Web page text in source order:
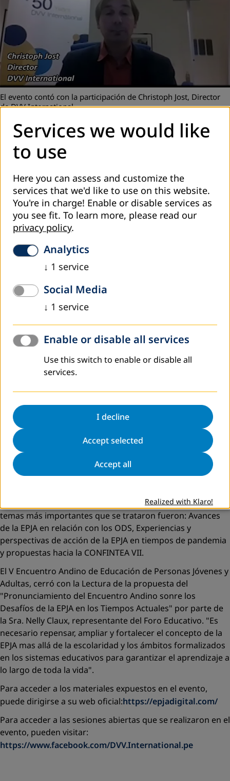
El evento contó con la participación de Christoph Jost, Director
de DVV International.
El último día del evento se presentaron las propuestas hacia la
CONFINTEA VII.
manera virtual con sede en Perú, el V Encuentro Andino de
Educación de Personas Jóvenes y Adultas “Rol y valor social
de la Educación de Personas Jóvenes y Adultas en los
contextos de crisis y en el desarrollo sostenible”. El
encuentro organizado por DVV International, viene
realizándose desde el año 2012, en Quito, Ecuador.
Posteriormente fueron: el año 2013 en Perú, 2016 en
Bolivia, 2018 en Ecuador y su Quinta Edición se realizó de
Este encuentro fue un espacio que permitió a autoridades
educativas, educadores, representantes de organizaciones
de la sociedad civil, redes y activistas vinculados a la EPJA
de varios países andinos y latinoamericanos como:
Ecuador, Perú, Bolivia, Colombia, México, Guatemala, Cuba,
etc. El intercambio de experiencias, reflexiones y
(EPJA). Contó con varias conferencias abiertas, donde los
temas más importantes que se trataron fueron: Avances
de la EPJA en relación con los ODS, Experiencias y
perspectivas de acción de la EPJA en tiempos de pandemia
y propuestas hacia la CONFINTEA VII.
El V Encuentro Andino de Educación de Personas Jóvenes y
Adultas, cerró con la Lectura de la propuesta del
"Pronunciamiento del Encuentro Andino sonre los
Desafíos de la EPJA en los Tiempos Actuales" por parte de
la Sra. Nelly Claux, representante del Foro Educativo. "Es
necesario repensar, ampliar y fortalecer el concepto de la
EPJA mas allá de la escolaridad y los ámbitos formalizados
en los sistemas educativos para garantizar el aprendizaje a
lo largo de toda la vida".
Para acceder a los materiales expuestos en el evento,
puede dirigirse a su web oficial:https://epjadigital.com/
Para acceder a las sesiones abiertas que se realizaron en el
evento, pueden visitar:
https://www.facebook.com/DVV.International.pe
Services we would like
to use
Here you can assess and customize the
services that we'd like to use on this website.
You're in charge! Enable or disable services as
you see fit. To learn more, please read our
privacy policy.
Analytics
↓ 1 service
Social Media
↓ 1 service
Enable or disable all services
Use this switch to enable or disable all
services.
I decline
Accept selected
Accept all
Realized with Klaro!